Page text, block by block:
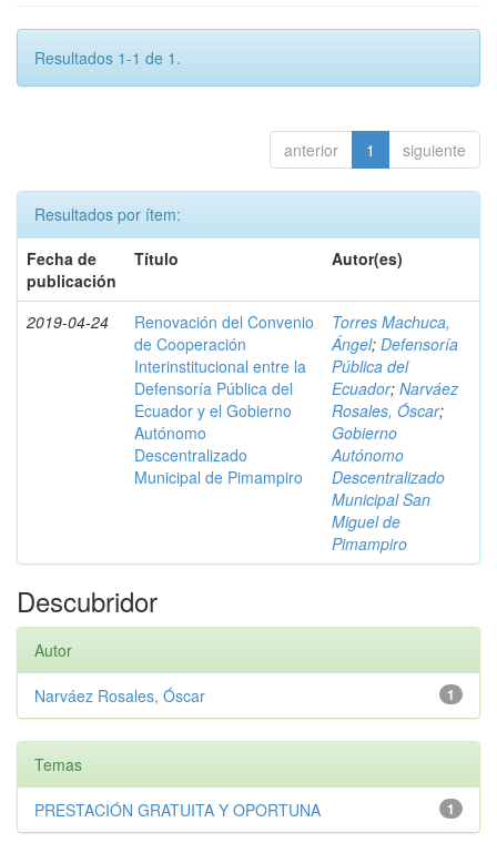
Resultados 1-1 de 1.
anterior 1 siguiente
Resultados por ítem:
Fecha de
publicación
Título Autor(es)
2019-04-24
Renovación del Convenio
de Cooperación
Interinstitucional entre la
Defensoría Pública del
Ecuador y el Gobierno
Autónomo
Descentralizado
Municipal de Pimampiro
Torres Machuca,
Ángel; Defensoría
Pública del
Ecuador; Narváez
Rosales, Óscar;
Gobierno
Autónomo
Descentralizado
Municipal San
Miguel de
Pimampiro
Descubridor
Autor
1
Narváez Rosales, Óscar
Temas
1
PRESTACIÓN GRATUITA Y OPORTUNA